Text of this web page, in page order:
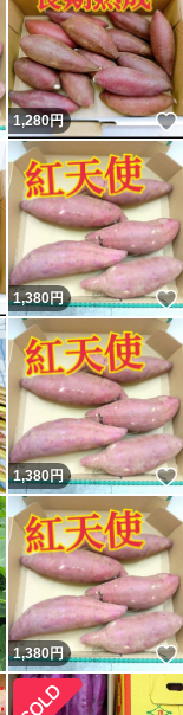
いいね！
1,280円
いいね！
1,380円
いいね！
1,380円
いいね！
1,380円